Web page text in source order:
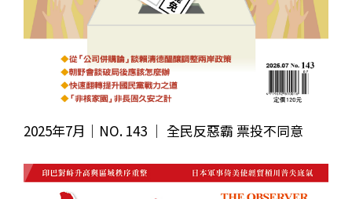
2025年7月｜NO. 143 │ 全民反惡霸 票投不同意